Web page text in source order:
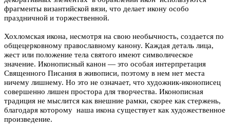
фрагменты византийской вязи, что делает икону особо
праздничной и торжественной.
Хохломская икона, несмотря на свою необычность, создается по
общецерковному православному канону. Каждая деталь лица,
жест или положение тела святого имеют символическое
значение. Иконописный канон — это особая интерпретация
Священного Писания в живописи, поэтому в нем нет места
ничему лишнему. Но это не означает, что художник-иконописец
совершенно лишен простора для творчества. Иконописная
традиция не мыслится как внешние рамки, скорее как стержень,
благодаря которому наша икона существует как художественное
произведение.